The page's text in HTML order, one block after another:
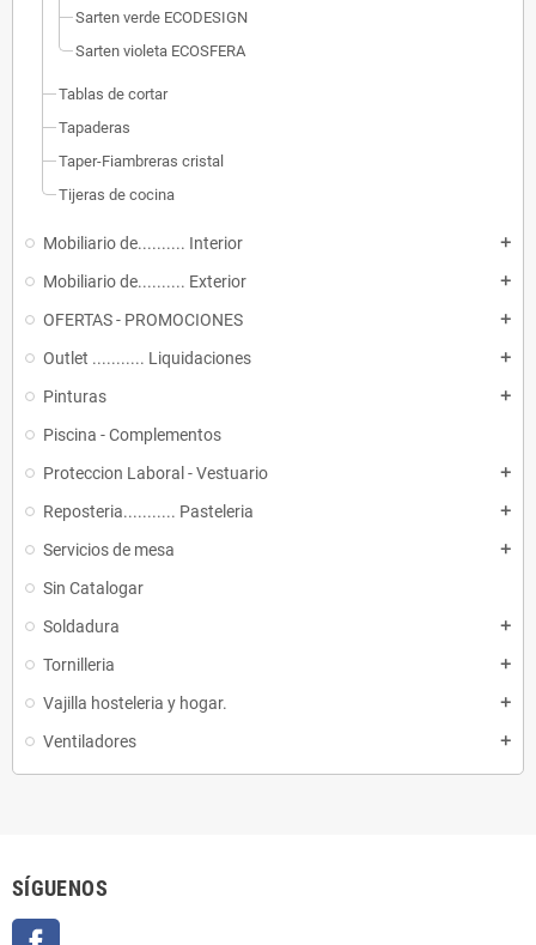
Sarten verde ECODESIGN
Sarten violeta ECOSFERA
Tablas de cortar
Tapaderas
Taper-Fiambreras cristal
Tijeras de cocina
Mobiliario de.......... Interior add
Mobiliario de.......... Exterior add
OFERTAS - PROMOCIONES add
Outlet ........... Liquidaciones add
Pinturas add
Piscina - Complementos
Proteccion Laboral - Vestuario
add
Reposteria........... Pasteleria add
Servicios de mesa add
Sin Catalogar
Soldadura
add
Tornilleria add
Vajilla hosteleria y hogar. add
Ventiladores add
SÍGUENOS